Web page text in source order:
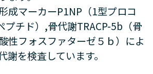
成マーカーP1NP（1型プロコ
プチド）,骨代謝TRACP-5b（骨
性フォスファターゼ５ｂ）によ
謝を検査しています。